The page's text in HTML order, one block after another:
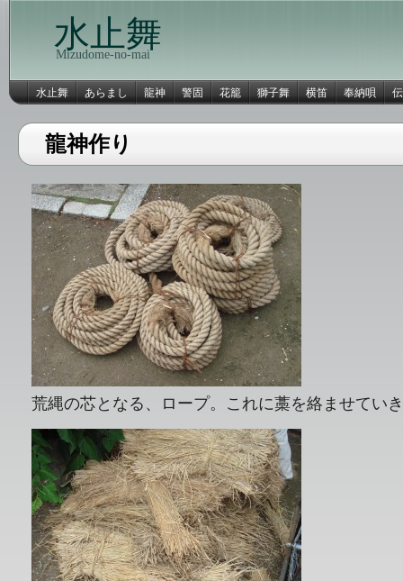
水止舞
Mizudome-no-mai
水止舞 あらまし 龍神 警固 花籠 獅子舞 横笛 奉納唄
龍神作り
荒縄の芯となる、ロープ。これに藁を絡ませてい